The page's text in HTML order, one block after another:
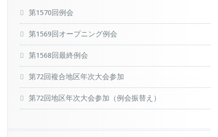
第1570回例会
第1569回オープニング例会
第1568回最終例会
第72回複合地区年次大会参加
第72回地区年次大会参加（例会振替え）